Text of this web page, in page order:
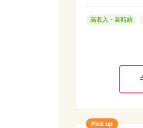
高収入・高時給
Pick up